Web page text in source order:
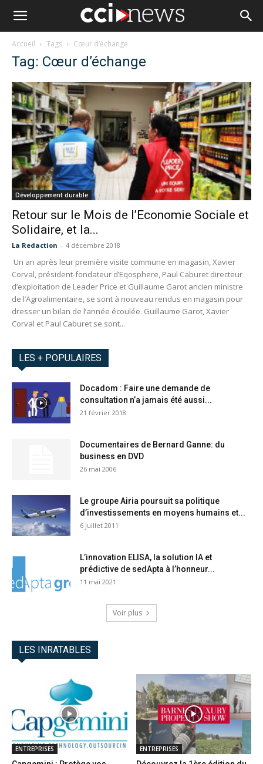
Accueil Tags Cœur d’échange
Tag: Cœur d’échange
Développement durable
Retour sur le Mois de l’Economie Sociale et
Solidaire, et la...
La Redaction - 4 décembre 2018
Un an après leur première visite commune en magasin, Xavier
Corval, président-fondateur d’Eqosphere, Paul Caburet directeur
d’exploitation de Leader Price et Guillaume Garot ancien ministre
de l’Agroalimentaire, se sont à nouveau rendus en magasin pour
dresser un bilan de l’année écoulée. Guillaume Garot, Xavier
Corval et Paul Caburet se sont...
LES + POPULAIRES
Docadom : Faire une demande de
consultation n’a jamais été aussi...
21 février 2018
Documentaires de Bernard Ganne: du
business en DVD
26 mai 2006
Le groupe Airia poursuit sa politique
d’investissements en moyens humains et...
6 juillet 2011
L’innovation ELISA, la solution IA et
prédictive de sedApta à l’honneur...
11 mai 2021
Voir plus
LES INRATABLES
ENTREPRISES ENTREPRISES